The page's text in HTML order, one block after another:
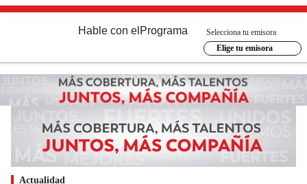
Hable con el Programa
Selecciona tu emisora
Elige tu emisora
Actualidad